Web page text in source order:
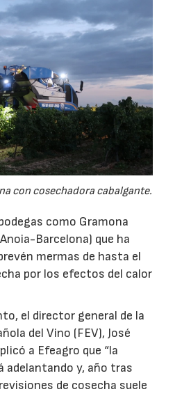
con cosechadora cabalgante.
como Gramona
Barcelona) que ha
mermas de hasta el
por los efectos del calor
el director general de la
del Vino (FEV), José
a Efeagro que “la
adelantando y, año tras
de cosecha suele